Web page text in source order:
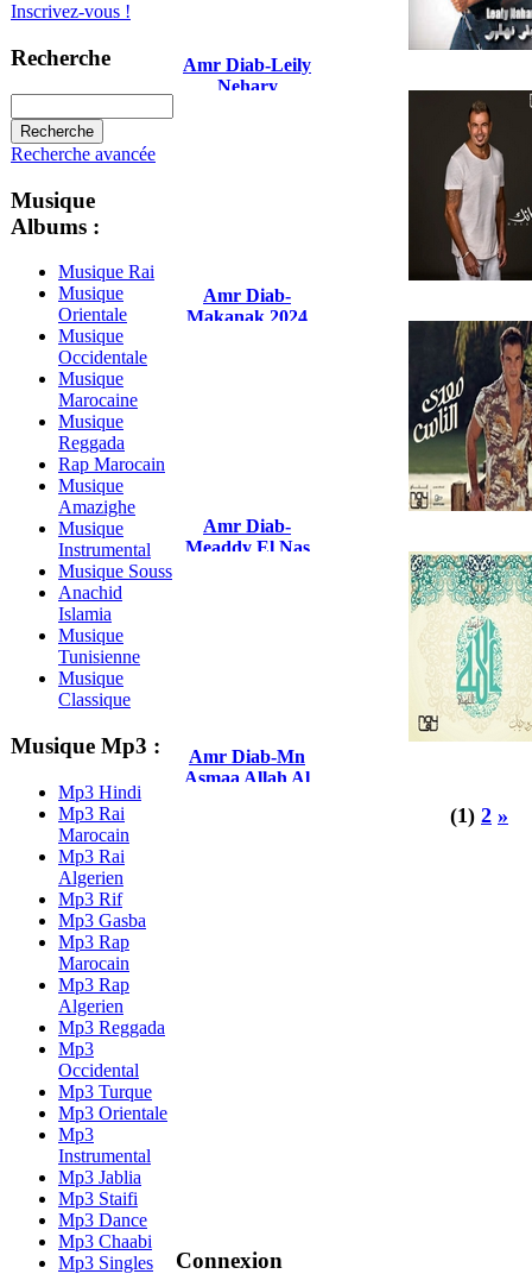
Inscrivez-vous !
Recherche
Recherche avancée
Musique
Albums :
Musique Rai
Musique
Orientale
Musique
Occidentale
Musique
Marocaine
Musique
Reggada
Rap Marocain
Musique
Amazighe
Musique
Instrumental
Musique Souss
Anachid
Islamia
Musique
Tunisienne
Musique
Classique
Musique Mp3 :
Mp3 Hindi
Mp3 Rai
Marocain
Mp3 Rai
Algerien
Mp3 Rif
Mp3 Gasba
Mp3 Rap
Marocain
Mp3 Rap
Algerien
Mp3 Reggada
Mp3
Occidental
Mp3 Turque
Mp3 Orientale
Mp3
Instrumental
Mp3 Jablia
Mp3 Staifi
Mp3 Dance
Mp3 Chaabi
Mp3 Singles
Amr Diab-Leily
Nehary
Amr Diab-
Makanak 2024
Amr Diab-
Meaddy El Nas
Amr Diab-Mn
Asmaa Allah Al
(1) 2 »
Connexion